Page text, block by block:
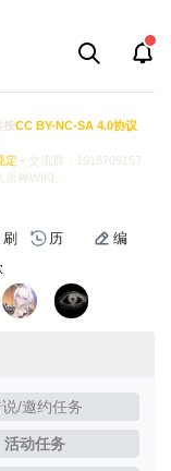
按CC BY-NC-SA 4.0协议
定 • 交流群：1018709157
神WIKI。
刷 历 编
/邀约任务
活动任务